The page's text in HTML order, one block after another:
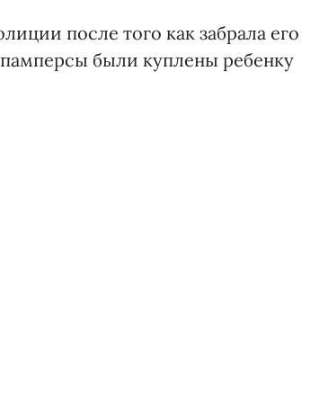
после того как забрала его
были куплены ребенку